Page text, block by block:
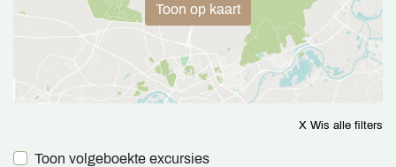
Toon op kaart
X Wis alle filters
Toon volgeboekte excursies